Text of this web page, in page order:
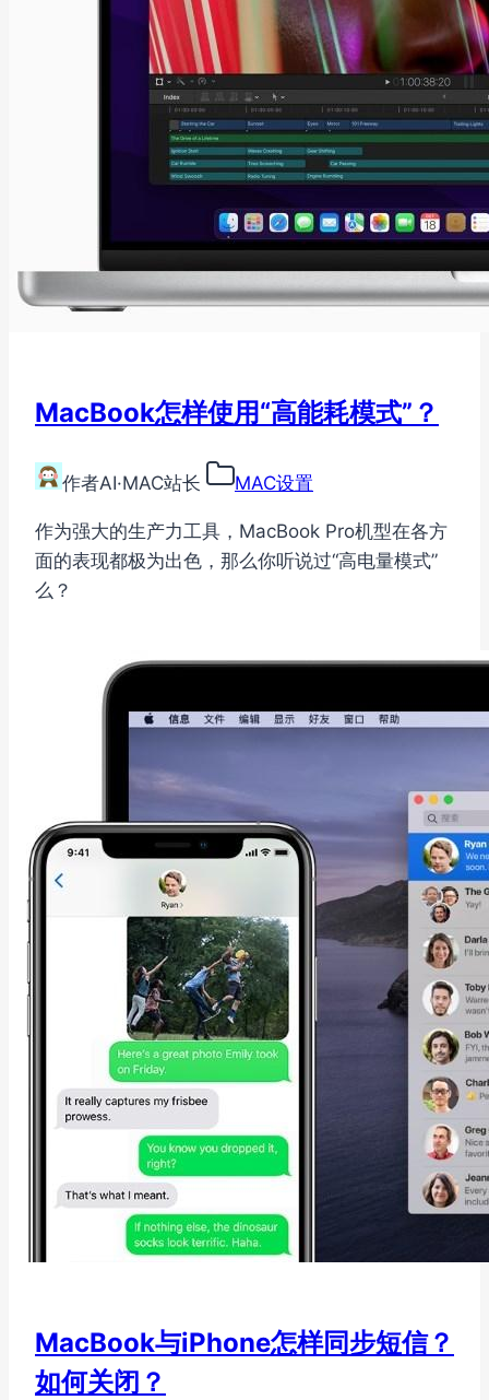
MacBook怎样使用“高能耗模式”？
作者AI·MAC站长 MAC设置
作为强大的生产力工具，MacBook Pro机型在各方
面的表现都极为出色，那么你听说过“高电量模式”
么？
MacBook与iPhone怎样同步短信？
如何关闭？